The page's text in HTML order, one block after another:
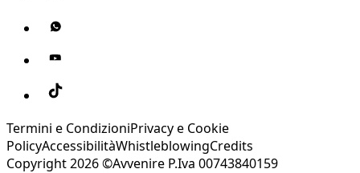
Termini e CondizioniPrivacy e Cookie
PolicyAccessibilitàWhistleblowingCredits
Copyright 2026 ©Avvenire P.Iva 00743840159